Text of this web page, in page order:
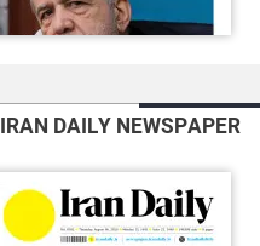
IRAN DAILY NEWSPAPER